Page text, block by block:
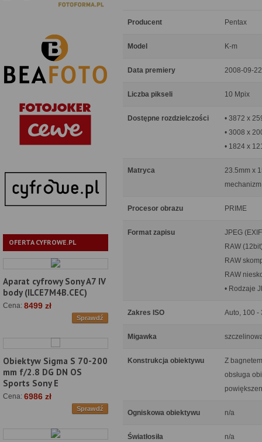
OFERTA CYFROWE.PL
Aparat cyfrowy Sony A7 IV
body (ILCE7M4B.CEC)
Cena: 8499 zł
Sprawdź
Obiektyw Sigma S 70-200
mm f/2.8 DG DN OS
Sports Sony E
Cena: 6986 zł
Sprawdź
Producent Pentax
Model K-m
Data premiery 2008-09-22
Liczba pikseli 10 Mpix
Dostępne rozdzielczości
• 3872 x
• 3008 x
• 1824 x
Matryca
23.5mm x
Procesor obrazu PRIME
Format zapisu
JPEG
RAW
RAW
RAW
• Rodzaje
Zakres ISO Auto, 100 -
Migawka
Konstrukcja obiektywu
Z
obsługa
Ogniskowa obiektywu n/a
Światłosiła n/a